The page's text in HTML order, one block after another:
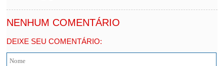
NENHUM COMENTÁRIO
DEIXE SEU COMENTÁRIO: